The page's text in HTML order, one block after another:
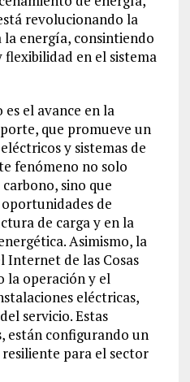
revolucionando la
la energía, consintiendo
en el sistema
el avance en la
que promueve un
y sistemas de
fenómeno no solo
sino que
de
de carga y en la
Asimismo, la
de las Cosas
la operación y el
eléctricas,
servicio. Estas
están configurando un
para el sector